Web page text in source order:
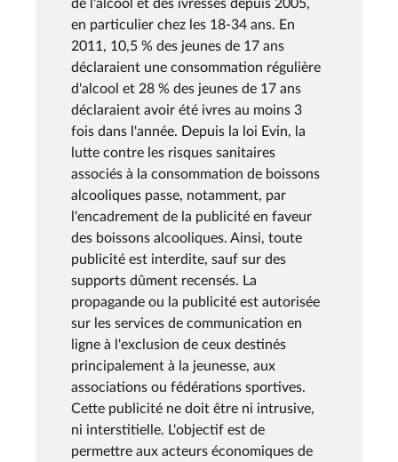
de l'alcool et des ivresses depuis 2005,
en particulier chez les 18-34 ans. En
2011, 10,5 % des jeunes de 17 ans
déclaraient une consommation régulière
d'alcool et 28 % des jeunes de 17 ans
déclaraient avoir été ivres au moins 3
fois dans l'année. Depuis la loi Evin, la
lutte contre les risques sanitaires
associés à la consommation de boissons
alcooliques passe, notamment, par
l'encadrement de la publicité en faveur
des boissons alcooliques. Ainsi, toute
publicité est interdite, sauf sur des
supports dûment recensés. La
propagande ou la publicité est autorisée
sur les services de communication en
ligne à l'exclusion de ceux destinés
principalement à la jeunesse, aux
associations ou fédérations sportives.
Cette publicité ne doit être ni intrusive,
ni interstitielle. L'objectif est de
permettre aux acteurs économiques de